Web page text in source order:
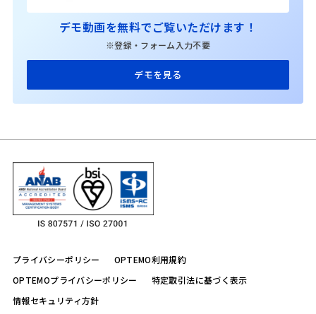
デモ動画を無料でご覧いただけます！
※登録・フォーム入力不要
デモを見る
プライバシーポリシー
OPTEMO利用規約
OPTEMOプライバシーポリシー
特定取引法に基づく表示
情報セキュリティ方針